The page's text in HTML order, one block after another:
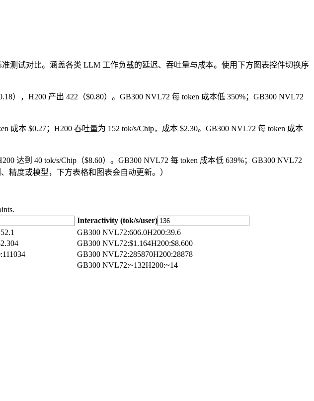
准测试对比。涵盖各类 LLM 工作负载的延迟、吞吐量与成本。使用下方图表控件切换序
），H200 产出 422（$0.80）。GB300 NVL72 每 token 成本低 350%；GB300 NVL72
成本 $0.27；H200 吞吐量为 152 tok/s/Chip，成本 $2.30。GB300 NVL72 每 token 成本
达到 40 tok/s/Chip（$8.60）。GB300 NVL72 每 token 成本低 639%；GB300 NVL72
精度或模型，下方表格和图表会自动更新。）
Interactivity (tok/s/user)
GB300 NVL72:606.0H200:39.6
GB300 NVL72:$1.164H200:$8.600
:111034 GB300 NVL72:285870H200:28878
GB300 NVL72:~132H200:~14